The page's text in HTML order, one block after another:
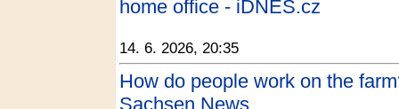
home office - iDNES.cz
14. 6. 2026, 20:35
How do people work on the
Sachsen News